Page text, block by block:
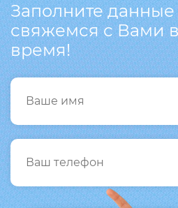
Заполните
свяжемся с Вами
время!